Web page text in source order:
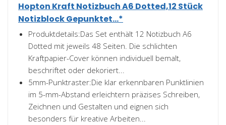
Hopton Kraft Notizbuch A6 Dotted,12 Stück
Notizblock Gepunktet...*
Produktdetails:Das Set enthält 12 Notizbuch A6
Dotted mit jeweils 48 Seiten. Die schlichten
Kraftpapier-Cover können individuell bemalt,
beschriftet oder dekoriert...
5mm-Punktraster:Die klar erkennbaren Punktlinien
im 5-mm-Abstand erleichtern präzises Schreiben,
Zeichnen und Gestalten und eignen sich
besonders für kreative Arbeiten...